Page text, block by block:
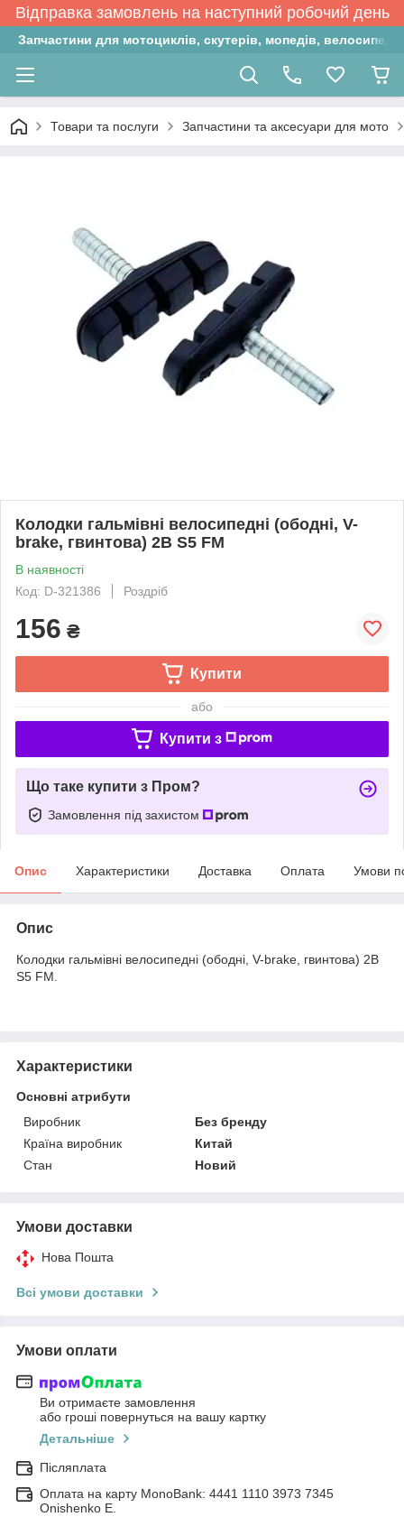
Відправка замовлень на наступний робочий день
Запчастини для мотоциклів, скутерів, мопедів,
Товари та послуги Запчастини та аксесуари для мото
Колодки гальмівні велосипедні (ободні, V-
brake, гвинтова) 2B S5 FM
В наявності
Код: D-321386
Роздріб
156 ₴
Купити
або
Купити з
Що таке купити з Пром?
Замовлення під захистом
Опис Характеристики Доставка Оплата Умови
Опис
Колодки гальмівні велосипедні (ободні, V-brake, гвинтова) 2B
S5 FM.
Характеристики
Основні атрибути
Виробник
Без бренду
Країна виробник
Китай
Стан
Новий
Умови доставки
Нова Пошта
Всі умови доставки
Умови оплати
Ви отримаєте замовлення
або гроші повернуться на вашу картку
Детальніше
Післяплата
Оплата на карту MonoBank: 4441 1110 3973 7345
Onishenko E.